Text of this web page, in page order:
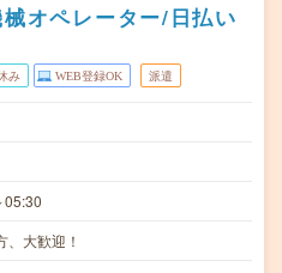
械オペレーター/日払い
み WEB登録OK 派遣
05:30
大歓迎！